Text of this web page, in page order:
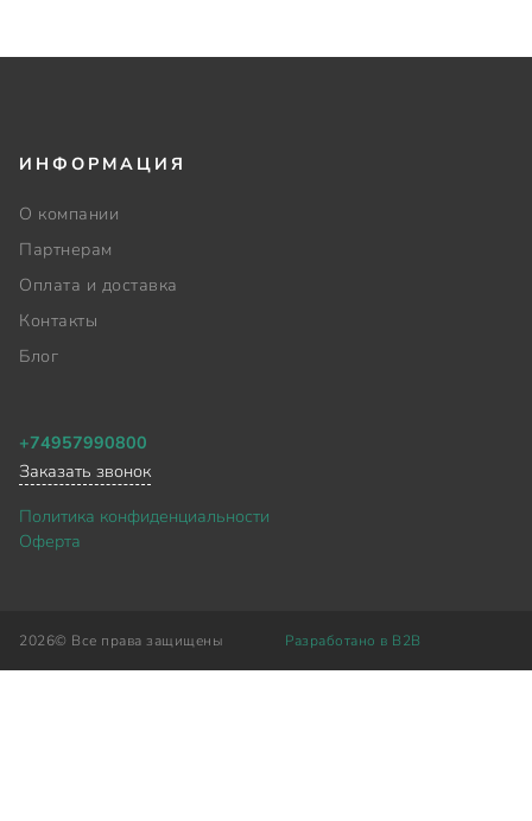
ИНФОРМАЦИЯ
О компании
Партнерам
Оплата и доставка
Контакты
Блог
+74957990800
Заказать звонок
Политика конфиденциальности
Оферта
2026© Все права защищены Разработано в B2B